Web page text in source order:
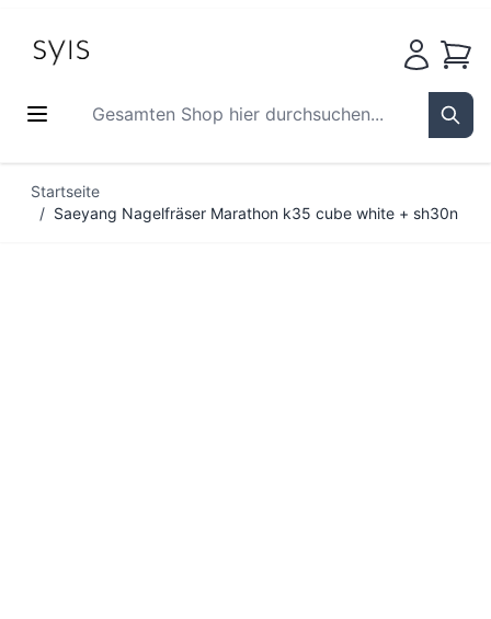
Gesamten Shop hier durchsuchen...
Startseite
/ Saeyang Nagelfräser Marathon k35 cube white + sh30n